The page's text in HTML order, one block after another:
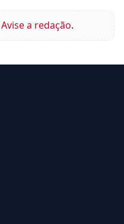
Avise a redação.